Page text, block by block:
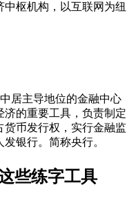
枢机构，以互联网为纽
居主导地位的金融中心
的重要工具，负责制定
货币发行权，实行金融监
银行。简称央行。
些练字工具